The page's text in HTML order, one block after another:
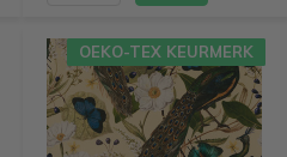
OEKO-TEX KEURMERK
OEKO-TEX KEURMERK